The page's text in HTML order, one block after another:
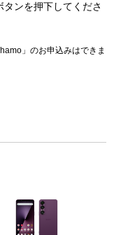
ンを押下してくださ
」のお申込みはできま